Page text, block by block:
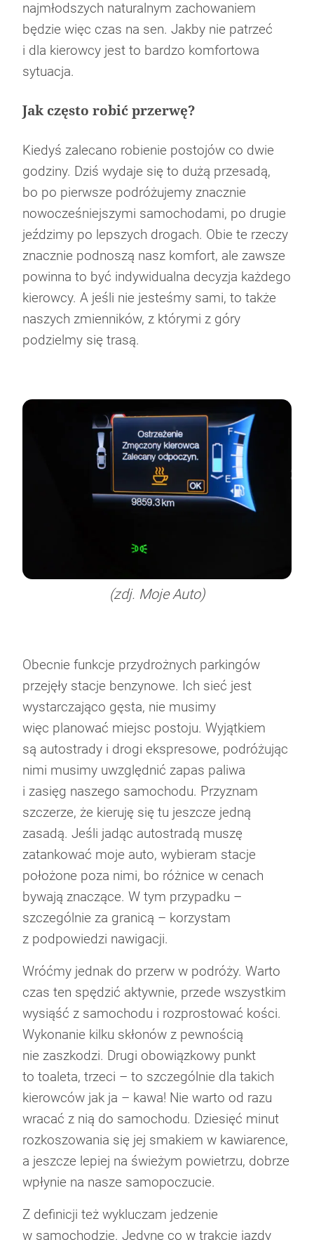
Miejmy baczenie na zmiany w przepisach
drogowych
Zespół LETNI i marka Moje Auto: Nowa
Kampania Muzyczna w rytmie latino!
Co to jest płyn hamulcowy DOT 4?
10 rad dla kobiet od Rajdowego Mistrza
Europy
najmłodszych naturalnym zachowaniem
będzie więc czas na sen. Jakby nie patrzeć
i dla kierowcy jest to bardzo komfortowa
sytuacja.
Jak często robić przerwę?
Kiedyś zalecano robienie postojów co dwie
godziny. Dziś wydaje się to dużą przesadą,
bo po pierwsze podróżujemy znacznie
nowocześniejszymi samochodami, po drugie
jeździmy po lepszych drogach. Obie te rzeczy
znacznie podnoszą nasz komfort, ale zawsze
powinna to być indywidualna decyzja każdego
kierowcy. A jeśli nie jesteśmy sami, to także
naszych zmienników, z którymi z góry
podzielmy się trasą.
(zdj. Moje Auto)
Obecnie funkcje przydrożnych parkingów
przejęły stacje benzynowe. Ich sieć jest
wystarczająco gęsta, nie musimy
więc planować miejsc postoju. Wyjątkiem
są autostrady i drogi ekspresowe, podróżując
nimi musimy uwzględnić zapas paliwa
i zasięg naszego samochodu. Przyznam
szczerze, że kieruję się tu jeszcze jedną
zasadą. Jeśli jadąc autostradą muszę
zatankować moje auto, wybieram stacje
położone poza nimi, bo różnice w cenach
bywają znaczące. W tym przypadku –
szczególnie za granicą – korzystam
z podpowiedzi nawigacji.
Wróćmy jednak do przerw w podróży. Warto
czas ten spędzić aktywnie, przede wszystkim
wysiąść z samochodu i rozprostować kości.
Wykonanie kilku skłonów z pewnością
nie zaszkodzi. Drugi obowiązkowy punkt
to toaleta, trzeci – to szczególnie dla takich
kierowców jak ja – kawa! Nie warto od razu
wracać z nią do samochodu. Dziesięć minut
rozkoszowania się jej smakiem w kawiarence,
a jeszcze lepiej na świeżym powietrzu, dobrze
wpłynie na nasze samopoczucie.
Z definicji też wykluczam jedzenie
w samochodzie. Jedyne co w trakcie jazdy